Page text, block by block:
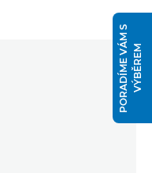
P
O
R
A
D
Í
M
E
V
Á
M
S
V
Ý
B
Ě
R
EM